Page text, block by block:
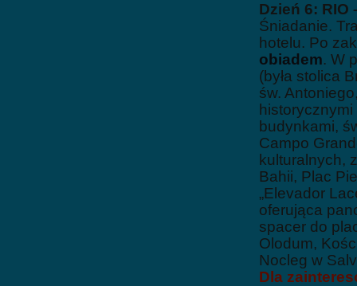
Dzień 6: RIO
Śniadanie.
hotelu. Po
obiadem. W
(była stolica
św.
budynkami,
Campo
kulturalnych,
Bahii, Plac
„Elevador
oferująca
spacer do
Olodum,
Nocleg w
Dla